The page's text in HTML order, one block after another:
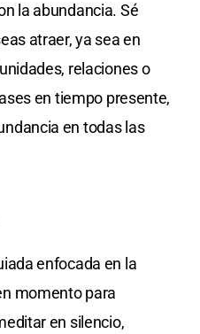
la abundancia. Sé
atraer, ya sea en
relaciones o
en tiempo presente,
en todas las
enfocada en la
momento para
en silencio,